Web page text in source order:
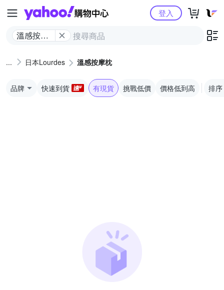
Yahoo購物中心
溫感按摩
登入
日本Lourdes 溫感按摩枕
品牌 快速到貨 有現貨 挑戰低價 價格低到高 排序